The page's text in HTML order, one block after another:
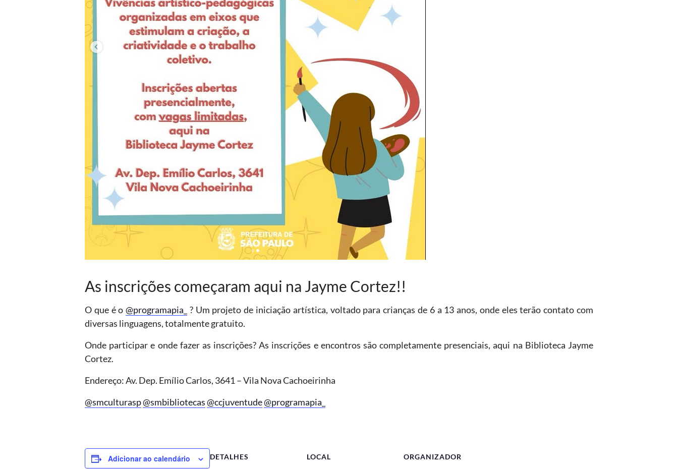
As inscrições começaram aqui na Jayme Cortez!!
O que é o@programapia_ ? Um projeto de iniciação artística, voltado para crianças de 6 a 13 anos, onde eles terão contato com
diversas linguagens, totalmente gratuito.
Onde participar e onde fazer as inscrições? As inscrições e encontros são completamente presenciais, aqui na Biblioteca Jayme
Cortez.
Endereço: Av. Dep. Emílio Carlos, 3641 – Vila Nova Cachoeirinha
@smculturasp@smbibliotecas@ccjuventude@programapia_
Adicionar ao calendário DETALHES LOCAL ORGANIZADOR